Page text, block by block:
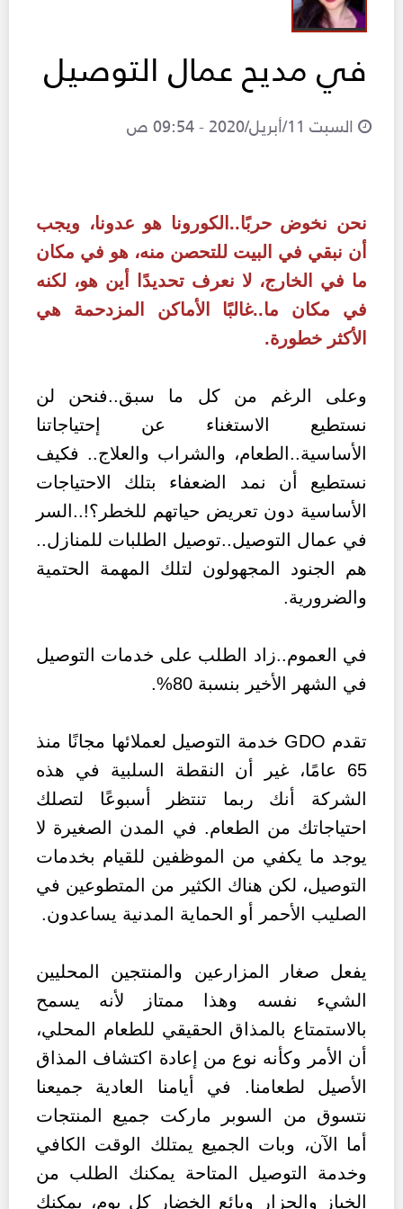
في مديح عمال التوصيل
السبت 11/أبريل/2020 - 09:54 ص
نحن نخوض حربًا..الكورونا هو عدونا، ويجب
أن نبقي في البيت للتحصن منه، هو في مكان
ما في الخارج، لا نعرف تحديدًا أين هو، لكنه
في مكان ما..غالبًا الأماكن المزدحمة هي
الأكثر خطورة.
وعلى الرغم من كل ما سبق..فنحن لن
نستطيع الاستغناء عن إحتياجاتنا
الأساسية..الطعام، والشراب والعلاج.. فكيف
نستطيع أن نمد الضعفاء بتلك الاحتياجات
الأساسية دون تعريض حياتهم للخطر؟!..السر
في عمال التوصيل..توصيل الطلبات للمنازل..
هم الجنود المجهولون لتلك المهمة الحتمية
والضرورية.
في العموم..زاد الطلب على خدمات التوصيل
في الشهر الأخير بنسبة 80%.
تقدم GDO خدمة التوصيل لعملائها مجانًا منذ
65 عامًا، غير أن النقطة السلبية في هذه
الشركة أنك ربما تنتظر أسبوعًا لتصلك
احتياجاتك من الطعام. في المدن الصغيرة لا
يوجد ما يكفي من الموظفين للقيام بخدمات
التوصيل، لكن هناك الكثير من المتطوعين في
الصليب الأحمر أو الحماية المدنية يساعدون.
يفعل صغار المزارعين والمنتجين المحليين
الشيء نفسه وهذا ممتاز لأنه يسمح
بالاستمتاع بالمذاق الحقيقي للطعام المحلي،
أن الأمر وكأنه نوع من إعادة اكتشاف المذاق
الأصيل لطعامنا. في أيامنا العادية جميعنا
نتسوق من السوبر ماركت جميع المنتجات
أما الآن، وبات الجميع يمتلك الوقت الكافي
وخدمة التوصيل المتاحة يمكنك الطلب من
الخباز والجزار وبائع الخضار كل يوم، يمكنك